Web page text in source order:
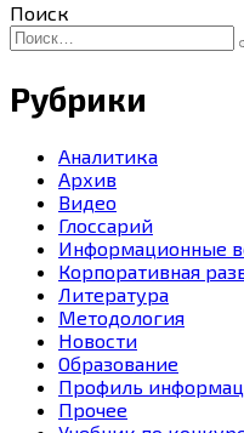
Поиск
Search
for:
Рубрики
Аналитика
Архив
Видео
Глоссарий
Информационные
Корпоративная
Литература
Методология
Новости
Образование
Профиль
Прочее